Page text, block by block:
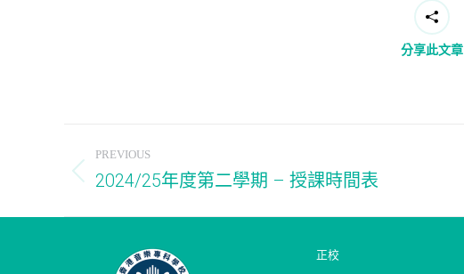
分享此文章
Post
navigation
PREVIOUS
Previous
2024/25年度第二學期 – 授課時間表
正校